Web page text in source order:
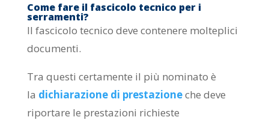
Come fare il fascicolo tecnico per i
serramenti?
Il fascicolo tecnico deve contenere molteplici
documenti.
Tra questi certamente il più nominato è
la dichiarazione di prestazioneche deve
riportare le prestazioni richieste